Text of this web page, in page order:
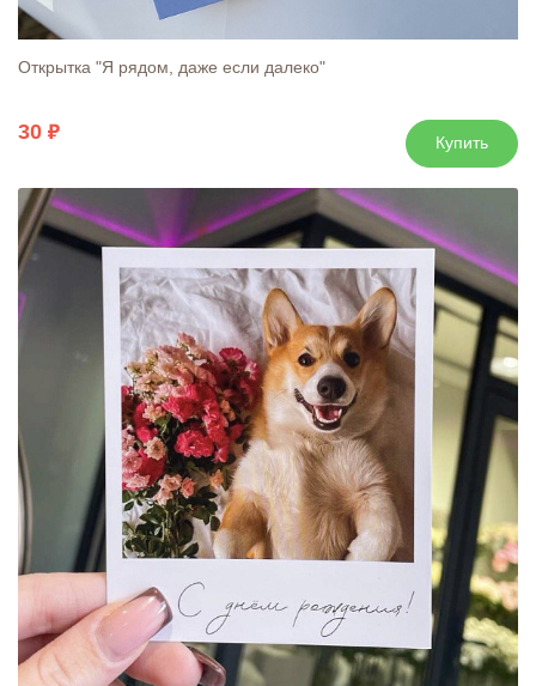
Открытка "Я рядом, даже если далеко"
30 Купить